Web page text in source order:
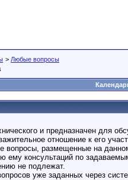
> Любые вопросы
и предназначен для
отношение к его
вопросы, размещенные на
ему консультаций по
не подлежат.
уже заданных через